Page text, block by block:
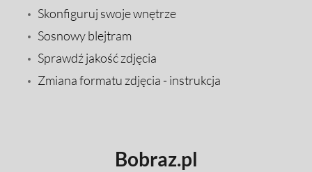
Skonfiguruj swoje wnętrze
Sosnowy blejtram
Sprawdź jakość zdjęcia
Zmiana formatu zdjęcia - instrukcja
Bobraz.pl